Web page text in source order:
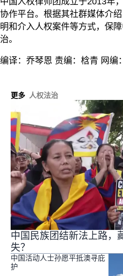
协作平台。根据其社群媒体介
明和介入人权案件等方式，保
治。
编译：乔琴恩 责编：梒青 网编
更多 人权法治
中国民族团结新法上路，
失？
中国活动人士孙愿平抵澳寻庇
护